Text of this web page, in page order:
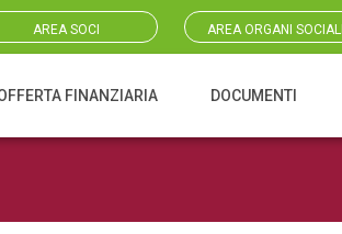
AREA SOCI AREA ORGANI SOCIALI
FINANZIARIA DOCUMENTI